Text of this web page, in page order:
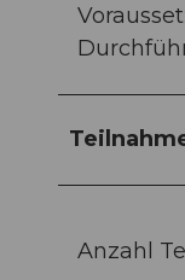
Anzahl